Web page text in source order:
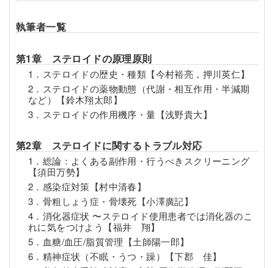
執筆者一覧
第1章 ステロイドの原理原則
1．ステロイドの歴史・種類【今村裕亮，押川英仁】
2．ステロイドの薬物動態（代謝・相互作用・半減期
など）【鈴木翔太郎】
3．ステロイドの作用機序・量【浅野貴大】
第2章 ステロイドに関するトラブル対応
1．総論：よくある副作用・行うべきスクリーニング
【須田万勢】
2．感染症対策【村中清春】
3．骨粗しょう症・骨壊死【小澤廣記】
4．消化器症状 〜ステロイド使用患者では消化器のこ
れに気をつけよう【福井 翔】
5．血糖/血圧/脂質管理【土師陽一郎】
6．精神症状（不眠・うつ・躁）【下郡 佳】